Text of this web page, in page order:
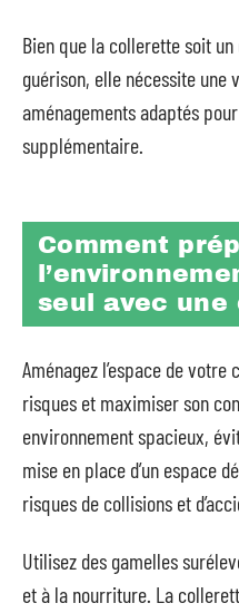
Bien que la collerette soit
guérison, elle nécessite une
aménagements adaptés
supplémentaire.
Comment
seul avec
Aménagez l’espace de
risques et maximiser son
environnement spacieux,
mise en place d’un espace
risques de collisions et
Utilisez des gamelles
et à la nourriture. La